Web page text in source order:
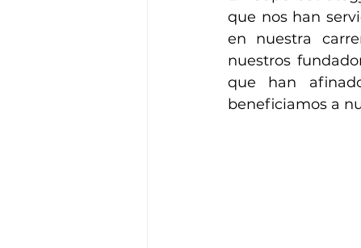
que nos han
en nuestra
nuestros
que han
beneficiamos a